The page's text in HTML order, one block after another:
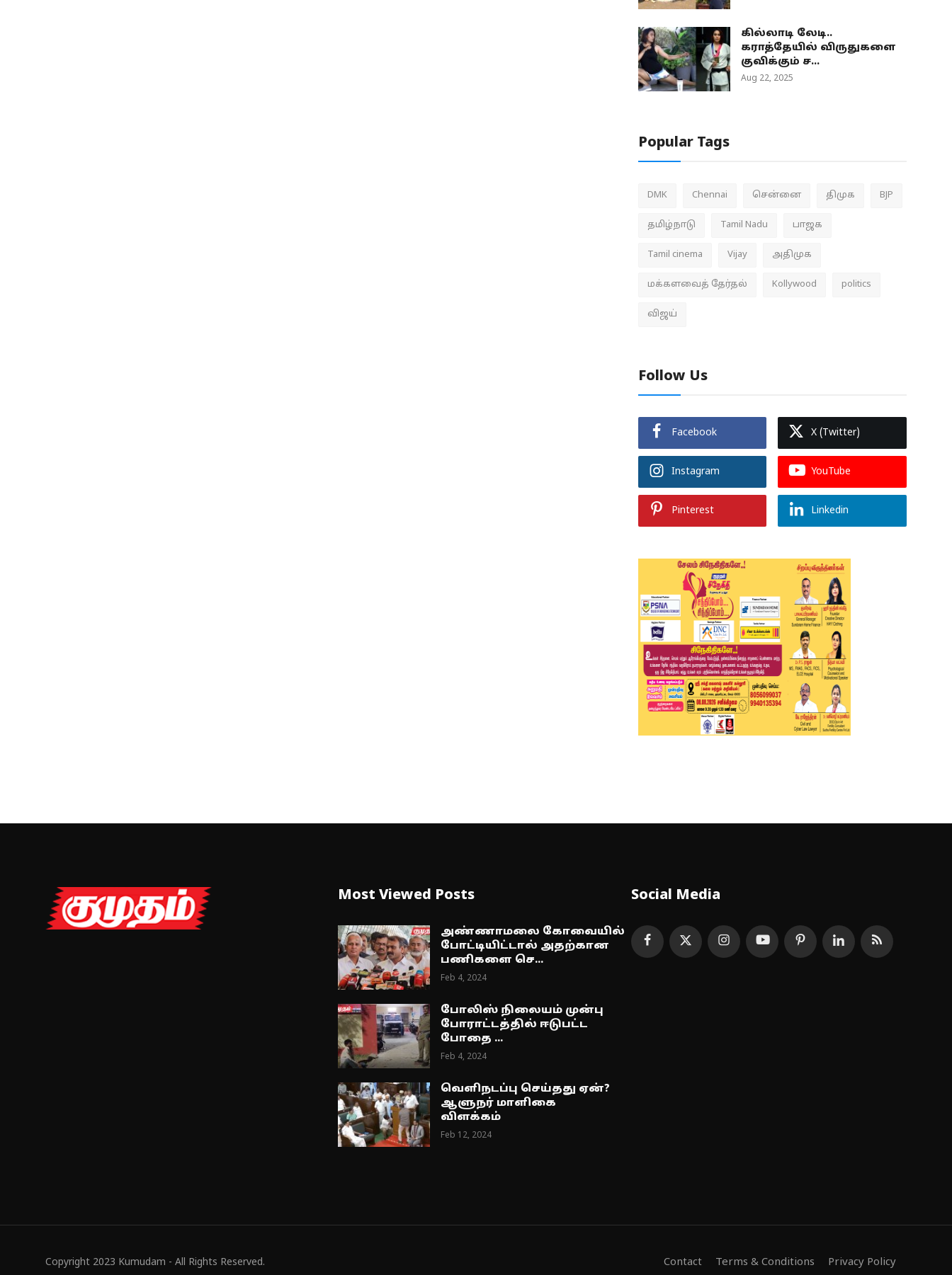
கில்லாடி லேடி..
கராத்தேயில் விருதுகளை
குவிக்கும் ச...
Aug 22, 2025
Popular Tags
DMK Chennai சென்னை திமுக BJP
தமிழ்நாடு Tamil Nadu பாஜக
Tamil cinema Vijay அதிமுக
மக்களவைத் தேர்தல் Kollywood politics
விஜய்
Follow Us
Facebook X (Twitter)
Instagram YouTube
Pinterest Linkedin
Most Viewed Posts
அண்ணாமலை கோவையில்
போட்டியிட்டால் அதற்கான
பணிகளை செ...
Feb 4, 2024
போலிஸ் நிலையம் முன்பு
போராட்டத்தில் ஈடுபட்ட
போதை ...
Feb 4, 2024
வெளிநடப்பு செய்தது ஏன்?
ஆளுநர் மாளிகை
விளக்கம்
Feb 12, 2024
Social Media
Copyright 2023 Kumudam - All Rights Reserved. Contact Terms & Conditions Privacy Policy